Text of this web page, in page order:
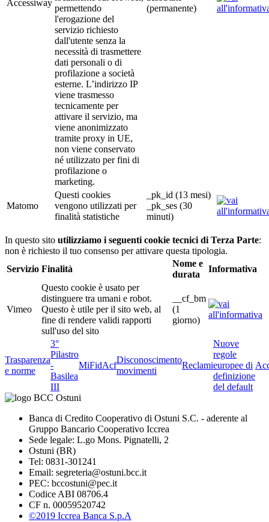
Accessiway
permettendo
l'erogazione del
servizio richiesto
dall'utente senza la
necessità di trasmettere
dati personali o di
profilazione a società
esterne. L’indirizzo IP
viene trasmesso
tecnicamente per
attivare il servizio, ma
viene anonimizzato
tramite proxy in UE,
non viene conservato
né utilizzato per fini di
profilazione o
marketing.
(permanente)
Matomo
Questi cookies
vengono utilizzati per
finalità statistiche
_pk_id (13 mesi)
_pk_ses (30
minuti)
In questo sito utilizziamo i seguenti cookie tecnici di Terza Parte:
non è richiesto il tuo consenso per attivare questa tipologia.
Servizio Finalità
Nome e
durata
Informativa
Vimeo
Questo cookie è usato per
distinguere tra umani e robot.
Questo è utile per il sito web, al
fine di rendere validi rapporti
sull'uso del sito
__cf_bm
(1
giorno)
Trasparenza
e norme
3°
Pilastro
-
Basilea
III
MiFidAcf
Disconoscimento
movimenti
Reclami
Nuove
regole
europee di
definizione
del default
Banca di Credito Cooperativo di Ostuni S.C. - aderente al
Gruppo Bancario Cooperativo Iccrea
Sede legale: L.go Mons. Pignatelli, 2
Ostuni (BR)
Tel: 0831-301241
Email: segreteria@ostuni.bcc.it
PEC: bccostuni@pec.it
Codice ABI 08706.4
CF n. 00059520742
©2019 Iccrea Banca S.p.A